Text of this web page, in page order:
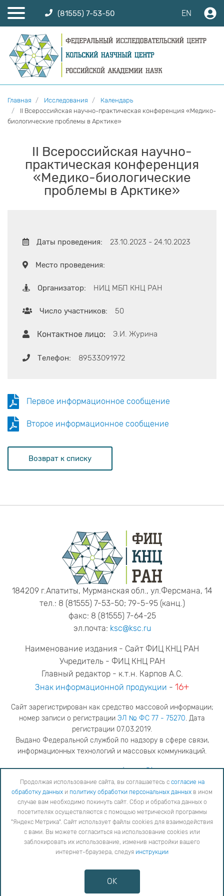
(81555) 7-53-50 EN
Главная Исследования
Календарь
II Всероссийская научно-практическая конференция «Медико-
биологические проблемы в Арктике»
II Всероссийская научно-
практическая конференция
«Медико-биологические
проблемы в Арктике»
Даты проведения: 23.10.2023 - 24.10.2023
Место проведения:
Организатор: НИЦ МБП КНЦ РАН
Число участников: 50
Контактное лицо: Э.И. Журина
Телефон: 89533091972
Первое информационное сообщение
Второе информационное сообщение
Возврат к списку
184209 г.Апатиты, Мурманская обл., ул.Ферсмана, 14
тел.: 8 (81555) 7-53-50; 79-5-95 (канц.)
факс: 8 (81555) 7-64-25
эл.почта: ksc@ksc.ru
Наименование издания - Сайт ФИЦ КНЦ РАН
Учредитель - ФИЦ КНЦ РАН
Главный редактор - к.т.н. Карпов А.С.
Знак информационной продукции - 16+
Сайт зарегистрирован как средство массовой информации;
номер записи о регистрации ЭЛ № ФС 77 - 75270. Дата
регистрации 07.03.2019.
Выдано Федеральной службой по надзору в сфере связи,
информационных технологий и массовых коммуникаций.
адрес редакцииya.stogova@ksc.ru
телефон редакции81555-79-516
Продолжая использование сайта, вы соглашаетесь с согласие на обработку данных
обработки персональных данных
в ином случае вам необходимо покинуть сайт. Сбор и обработка
данных о посетителях осуществляются с помощью метрической программы "Яндекс Метрика".
Сайт использует файлы cookies для взаимодействия с вами. Вы можете согласиться на
использование cookies или заблокировать их использование, изменив настройки вашего интернет-
Противодействие коррупции
Сообщить об ошибке
Карта сайта
Продолжая использование сайта, вы соглашаетесь с согласие на
обработку данных и политику обработки персональных данных в ином
случае вам необходимо покинуть сайт. Сбор и обработка данных о
посетителях осуществляются с помощью метрической программы
"Яндекс Метрика". Сайт использует файлы cookies для взаимодействия
с вами. Вы можете согласиться на использование cookies или
заблокировать их использование, изменив настройки вашего
интернет-браузера, следуя инструкции
OK